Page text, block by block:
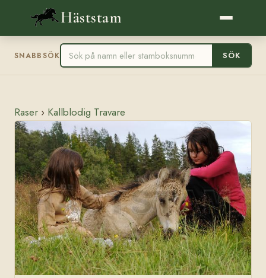
Häststam
SNABBSÖK SÖK
Raser › Kallblodig Travare